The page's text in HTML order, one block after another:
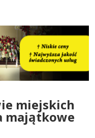
miejskich
majątkowe